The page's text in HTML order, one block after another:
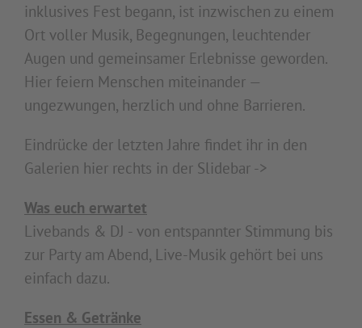
inklusives Fest begann, ist inzwischen zu einem
Ort voller Musik, Begegnungen, leuchtender
Augen und gemeinsamer Erlebnisse geworden.
Hier feiern Menschen miteinander —
ungezwungen, herzlich und ohne Barrieren.
Eindrücke der letzten Jahre findet ihr in den
Galerien hier rechts in der Slidebar ->
Was euch erwartet
Livebands & DJ - von entspannter Stimmung bis
zur Party am Abend, Live-Musik gehört bei uns
einfach dazu.
Essen & Getränke